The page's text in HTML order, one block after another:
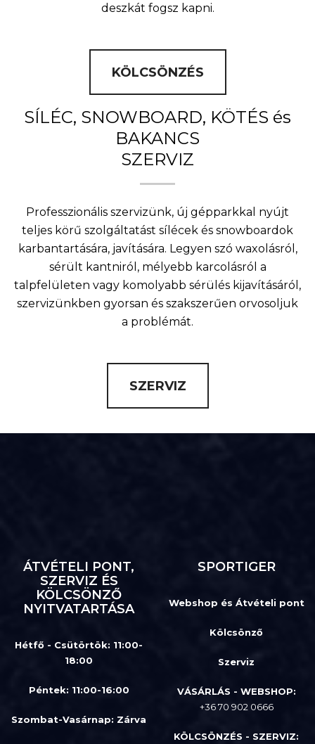
deszkát fogsz kapni.
KÖLCSÖNZÉS
SÍLÉC, SNOWBOARD, KÖTÉS és
BAKANCS
SZERVIZ
Professzionális szervizünk, új gépparkkal nyújt
teljes körű szolgáltatást sílécek és snowboardok
karbantartására, javítására. Legyen szó waxolásról,
sérült kantniról, mélyebb karcolásról a
talpfelületen vagy komolyabb sérülés kijavításáról,
szervizünkben gyorsan és szakszerűen orvosoljuk
a problémát.
SZERVIZ
ÁTVÉTELI PONT,
SZERVIZ ÉS
KÖLCSÖNZŐ
NYITVATARTÁSA
Hétfő - Csütörtök: 11:00-
18:00
Péntek: 11:00-16:00
Szombat-Vasárnap: Zárva
SPORTIGER
Webshop és Átvételi pont
Kölcsönző
Szerviz
VÁSÁRLÁS - WEBSHOP:
+36 70 902 0666
KÖLCSÖNZÉS - SZERVIZ: